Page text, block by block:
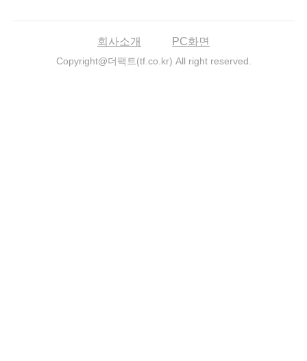
회사소개 PC화면
Copyright@더팩트(tf.co.kr) All right reserved.